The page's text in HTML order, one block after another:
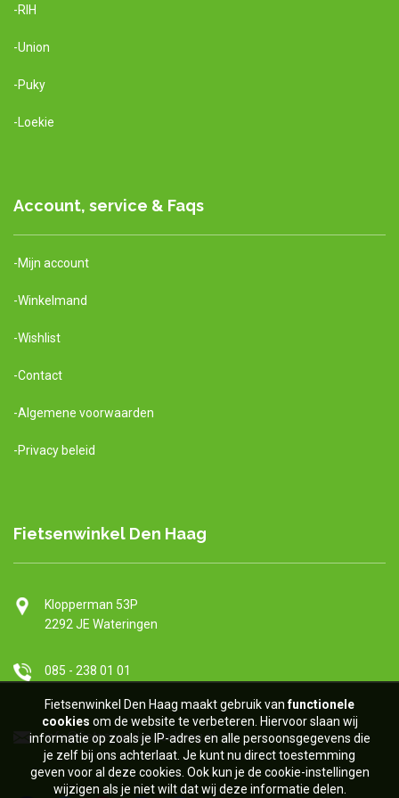
-RIH
-Union
-Puky
-Loekie
Account, service & Faqs
-Mijn account
-Winkelmand
-Wishlist
-Contact
-Algemene voorwaarden
-Privacy beleid
Fietsenwinkel Den Haag
Klopperman 53P
2292 JE Wateringen
085 - 238 01 01
info@fietsenwinkeldenhaag.nl
Fietsenwinkel Den Haag maakt gebruik vanfunctionel e
cookies om de website te verbeteren. Hiervoor slaan wij
informatie op zoals je IP-adres en alle persoonsgegevens die
je zelf bij ons achterlaat. Je kunt nu direct toestemming
geven voor al deze cookies. Ook kun je de cookie-instellingen
wijzigen als je niet wilt dat wij deze informatie delen.